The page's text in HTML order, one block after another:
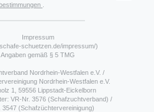
Impressum
schuetzen.de/impressum/)
Angaben gemäß § 5 TMG
Nordrhein-Westfalen e.V. /
Nordrhein-Westfalen e.V.
1, 59556 Lippstadt-Eickelborn
VR-Nr. 3576 (Schafzuchtverband) /
3547 (Schafzüchtervereinigung)